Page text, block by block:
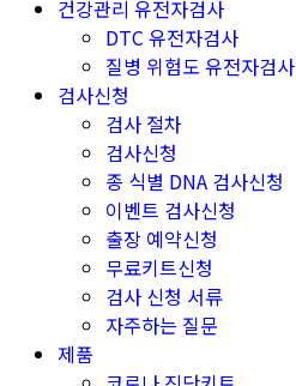
건강관리 유전자검사
DTC 유전자검사
질병 위험도 유전자검사
검사신청
검사 절차
검사신청
종 식별 DNA 검사신청
이벤트 검사신청
출장 예약신청
무료키트신청
검사 신청 서류
자주하는 질문
제품